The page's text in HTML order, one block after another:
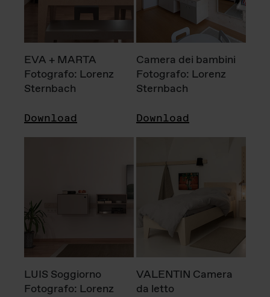
EVA + MARTA
Fotografo: Lorenz
Sternbach
Download
Camera dei bambini
Fotografo: Lorenz
Sternbach
Download
LUIS Soggiorno
Fotografo: Lorenz
VALENTIN Camera
da letto